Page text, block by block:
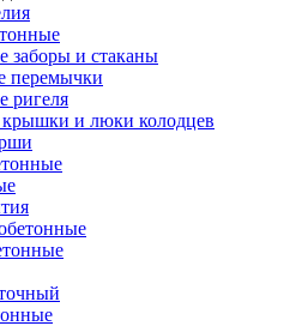
заборы и стаканы
перемычки
ригеля
и люки колодцев